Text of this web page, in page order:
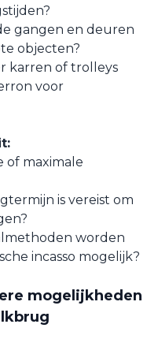
gangen en deuren
objecten?
karren of trolleys
voor
of maximale
is vereist om
worden
incasso mogelijk?
mogelijkheden